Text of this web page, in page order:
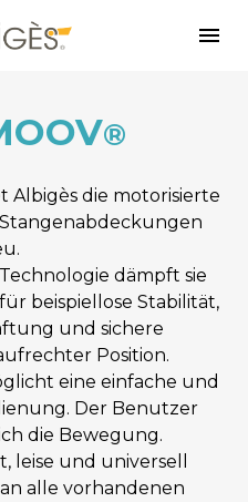
®
Albigès die motorisierte
dämpft sie
beispiellose Stabilität,
und sichere
Position.
eine einfache und
Der Benutzer
die Bewegung.
leise und universell
alle vorhandenen